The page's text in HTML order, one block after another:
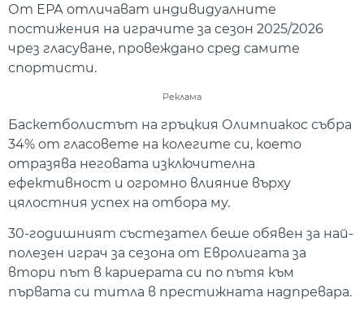
От ЕРА отличават индивидуалните
постижения на играчите за сезон 2025/2026
чрез гласуване, провеждано сред самите
спортисти.
Реклама
Баскетболистът на гръцкия Олимпиакос събра
34% от гласовете на колегите си, което
отразява неговата изключителна
ефективност и огромно влияние върху
цялостния успех на отбора му.
30-годишният състезател беше обявен за най-
полезен играч за сезона от Евролигата за
втори път в кариерата си по пътя към
първата си титла в престижната надпревара.